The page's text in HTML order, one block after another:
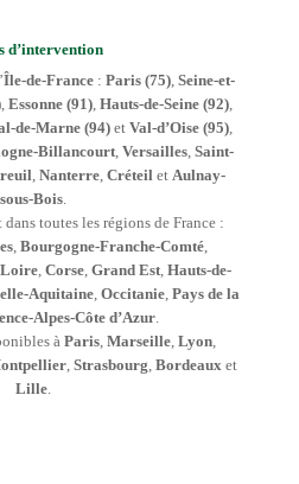
d’intervention
Île-de-France : Paris (75), Seine-et-
, Essonne (91), Hauts-de-Seine (92),
de-Marne (94)et Val-d’Oise (95),
Billancourt, Versailles, Saint-
, Nanterre, Créteilet Aulnay-
sous-Bois.
toutes les régions de France :
, Bourgogne-Franche-Comté,
Loire, Corse, Grand Est, Hauts-de-
Aquitaine, Occitanie, Pays de la
Alpes-Côte d’Azur.
à Paris, Marseille, Lyon,
, Strasbourg, Bordeauxet
Lille.